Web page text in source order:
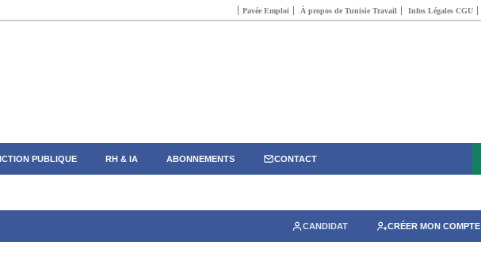
Pavée Emploi À propos de Tunisie Travail Infos Légales CGU
PUBLIQUE RH & IA ABONNEMENTS CONTACT
CANDIDAT CRÉER MON COMPTE